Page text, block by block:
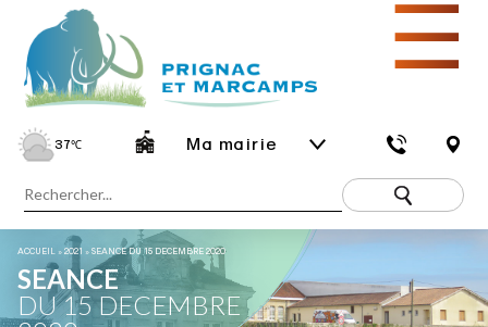
37℃ Ma mairie
☰
ACCUEIL »2021 »SEANCE DU 15 DECEMBRE 2020
SEANCE
DU 15 DECEMBRE